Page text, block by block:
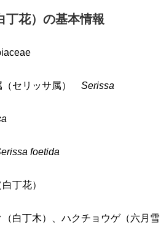
丁花）の基本情報
（セリッサ属） Serissa
foetida
丁花）
白丁木）、ハクチョウゲ（六月